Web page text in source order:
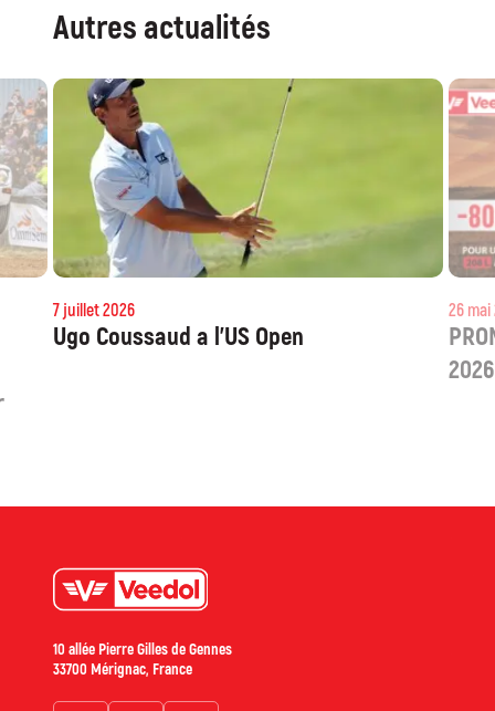
Autres actualités
7 juillet 2026
Ugo Coussaud a l’US Open
10 allée Pierre Gilles de Gennes
33700 Mérignac, France